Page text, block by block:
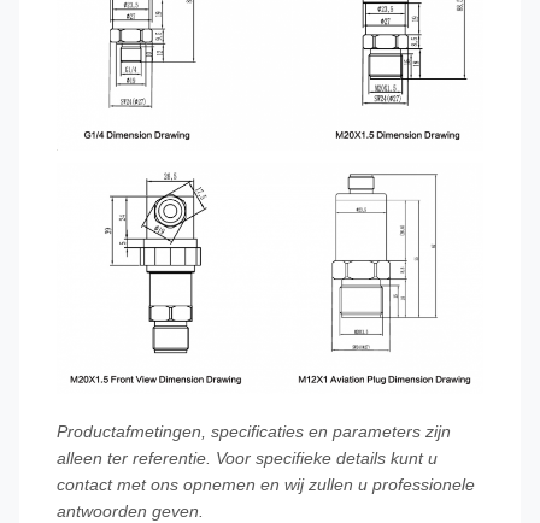
Productafmetingen, specificaties en parameters zijn
alleen ter referentie. Voor specifieke details kunt u
contact met ons opnemen en wij zullen u professionele
antwoorden geven.